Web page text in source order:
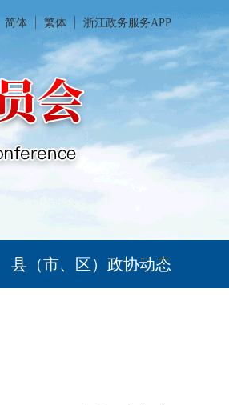
简体 繁体 浙江政务服务APP
县（市、区）政协动态